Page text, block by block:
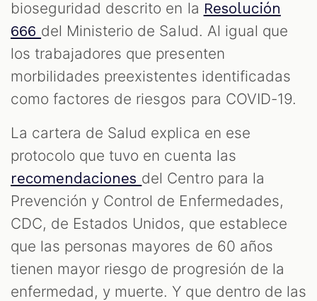
bioseguridad descrito en la Resolución
666 del Ministerio de Salud. Al igual que
los trabajadores que presenten
morbilidades preexistentes identificadas
como factores de riesgos para COVID-19.
La cartera de Salud explica en ese
protocolo que tuvo en cuenta las
recomendaciones del Centro para la
Prevención y Control de Enfermedades,
CDC, de Estados Unidos, que establece
que las personas mayores de 60 años
tienen mayor riesgo de progresión de la
enfermedad, y muerte. Y que dentro de las